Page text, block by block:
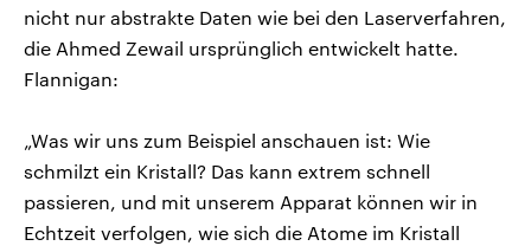
nicht nur abstrakte Daten wie bei den Laserverfahren,
die Ahmed Zewail ursprünglich entwickelt hatte.
Flannigan:
„Was wir uns zum Beispiel anschauen ist: Wie
schmilzt ein Kristall? Das kann extrem schnell
passieren, und mit unserem Apparat können wir in
Echtzeit verfolgen, wie sich die Atome im Kristall